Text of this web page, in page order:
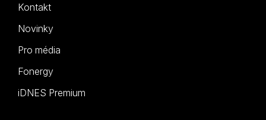
Kontakt
Novinky
Pro média
Fonergy
iDNES Premium